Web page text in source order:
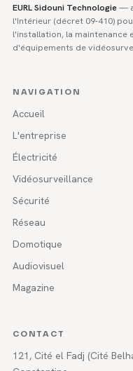
EURL Sidouni Technologie—
l'Intérieur (décret 09-410)
l'installation, la maintenance
d'équipements de
NAVIGATION
Accueil
L'entreprise
Électricité
Vidéosurveillance
Sécurité
Réseau
Domotique
Audiovisuel
Magazine
CONTACT
121, Cité el Fadj (Cité